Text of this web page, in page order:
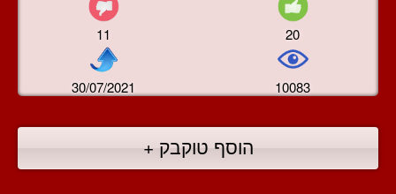
11 20
30/07/2021 10083
הוסף טוקבק +